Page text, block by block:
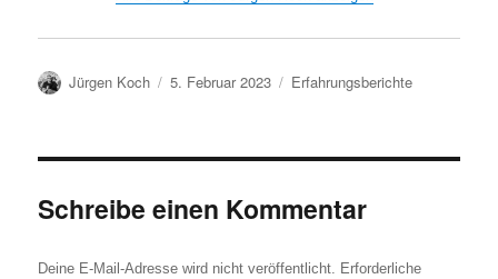
Autor
Jürgen Koch
Veröffentlicht
5. Februar 2023 Kategorien
Erfahrungsberichte
Schreibe einen Kommentar
Deine E-Mail-Adresse wird nicht veröffentlicht. Erforderliche